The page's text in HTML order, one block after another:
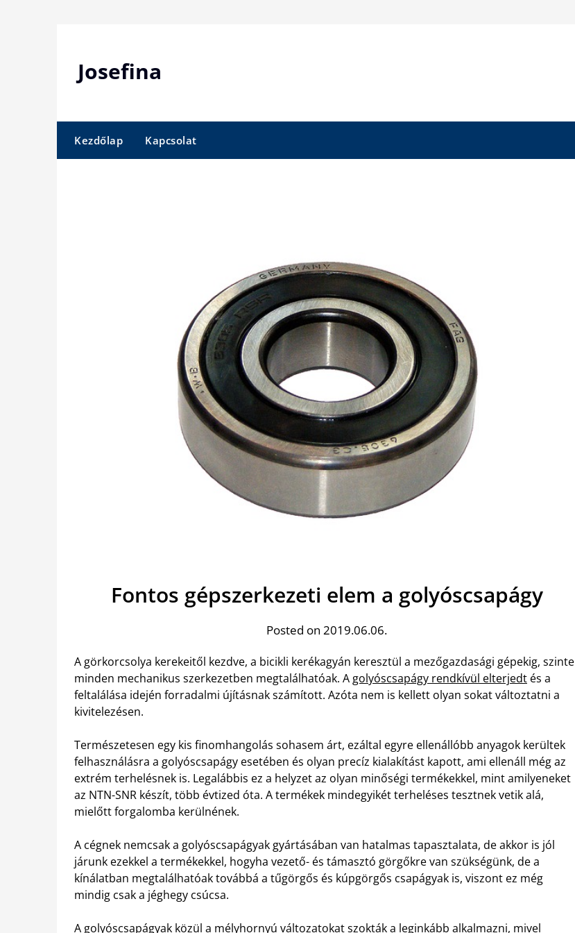
Josefina
Kezdőlap Kapcsolat
Fontos gépszerkezeti elem a golyóscsapágy
Posted on 2019.06.06.
A görkorcsolya kerekeitől kezdve, a bicikli kerékagyán keresztül a mezőgazdasági gépekig, szinte
minden mechanikus szerkezetben megtalálhatóak. A golyóscsapágy rendkívül elterjedt és a
feltalálása idején forradalmi újításnak számított. Azóta nem is kellett olyan sokat változtatni a
kivitelezésen.
Természetesen egy kis finomhangolás sohasem árt, ezáltal egyre ellenállóbb anyagok kerültek
felhasználásra a golyóscsapágy esetében és olyan precíz kialakítást kapott, ami ellenáll még az
extrém terhelésnek is. Legalábbis ez a helyzet az olyan minőségi termékekkel, mint amilyeneket
az NTN-SNR készít, több évtized óta. A termékek mindegyikét terheléses tesztnek vetik alá,
mielőtt forgalomba kerülnének.
A cégnek nemcsak a golyóscsapágyak gyártásában van hatalmas tapasztalata, de akkor is jól
járunk ezekkel a termékekkel, hogyha vezető- és támasztó görgőkre van szükségünk, de a
kínálatban megtalálhatóak továbbá a tűgörgős és kúpgörgős csapágyak is, viszont ez még
mindig csak a jéghegy csúcsa.
A golyóscsapágyak közül a mélyhornyú változatokat szokták a leginkább alkalmazni, mivel